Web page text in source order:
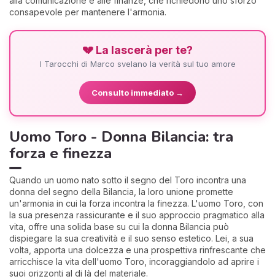
consapevole per mantenere l'armonia.
💔 La lascerà per te?
I Tarocchi di Marco svelano la verità sul tuo amore
Consulto immediato →
Uomo Toro - Donna Bilancia: tra
forza e finezza
Quando un uomo nato sotto il segno del Toro incontra una
donna del segno della Bilancia, la loro unione promette
un'armonia in cui la forza incontra la finezza. L'uomo Toro, con
la sua presenza rassicurante e il suo approccio pragmatico alla
vita, offre una solida base su cui la donna Bilancia può
dispiegare la sua creatività e il suo senso estetico. Lei, a sua
volta, apporta una dolcezza e una prospettiva rinfrescante che
arricchisce la vita dell'uomo Toro, incoraggiandolo ad aprire i
suoi orizzonti al di là del materiale.